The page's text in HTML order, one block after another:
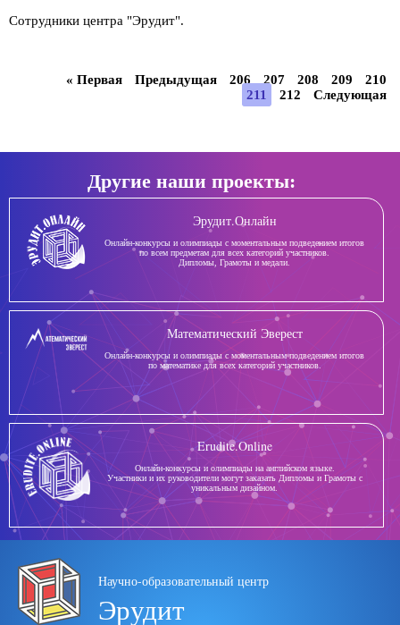
Сотрудники центра "Эрудит".
« Первая Предыдущая 206 207 208 209
210
211
212 Следующая
Другие наши проекты:
Эрудит.Онлайн
Онлайн-конкурсы и олимпиады с моментальным подведением итогов
по всем предметам для всех категорий участников.
Дипломы, Грамоты и медали.
Математический Эверест
Онлайн-конкурсы и олимпиады с моментальным подведением итогов
по математике для всех категорий участников.
Erudite.Online
Онлайн-конкурсы и олимпиады на английском языке.
Участники и их руководители могут заказать Дипломы и Грамоты с
уникальным дизайном.
Научно-образовательный центр
Эрудит